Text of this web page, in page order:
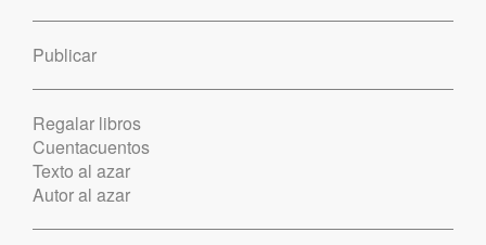
Publicar
Regalar libros
Cuentacuentos
Texto al azar
Autor al azar